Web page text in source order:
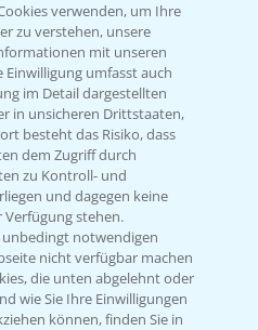
im Mais mit
verwenden, um Ihre
zu verstehen, unsere
mit unseren
umfasst auch
im Detail dargestellten
in unsicheren Drittstaaten,
besteht das Risiko, dass
dem Zugriff durch
zu Kontroll- und
und dagegen keine
Verfügung stehen.
notwendigen
nicht verfügbar machen
die unten abgelehnt oder
wie Sie Ihre Einwilligungen
können, finden Sie in